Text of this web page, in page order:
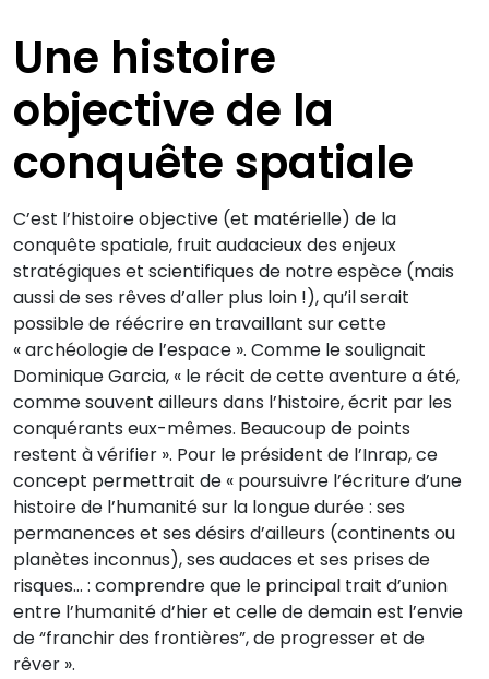
Une histoire
objective de la
conquête spatiale
C’est l’histoire objective (et matérielle) de la
conquête spatiale, fruit audacieux des enjeux
stratégiques et scientifiques de notre espèce (mais
aussi de ses rêves d’aller plus loin !), qu’il serait
possible de réécrire en travaillant sur cette
« archéologie de l’espace ». Comme le soulignait
Dominique Garcia, « le récit de cette aventure a été,
comme souvent ailleurs dans l’histoire, écrit par les
conquérants eux-mêmes. Beaucoup de points
restent à vérifier ». Pour le président de l’Inrap, ce
concept permettrait de « poursuivre l’écriture d’une
histoire de l’humanité sur la longue durée : ses
permanences et ses désirs d’ailleurs (continents ou
planètes inconnus), ses audaces et ses prises de
risques… : comprendre que le principal trait d’union
entre l’humanité d’hier et celle de demain est l’envie
de “franchir des frontières”, de progresser et de
rêver ».